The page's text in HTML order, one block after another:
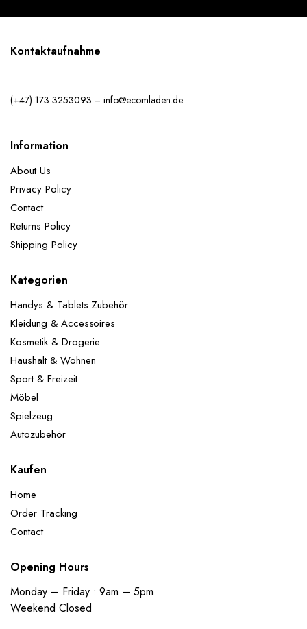
Kontaktaufnahme
(+47) 173 3253093 – info@ecomladen.de
Information
About Us
Privacy Policy
Contact
Returns Policy
Shipping Policy
Kategorien
Handys & Tablets Zubehör
Kleidung & Accessoires
Kosmetik & Drogerie
Haushalt & Wohnen
Sport & Freizeit
Möbel
Spielzeug
Autozubehör
Kaufen
Home
Order Tracking
Contact
Opening Hours
Monday – Friday : 9am – 5pm
Weekend Closed